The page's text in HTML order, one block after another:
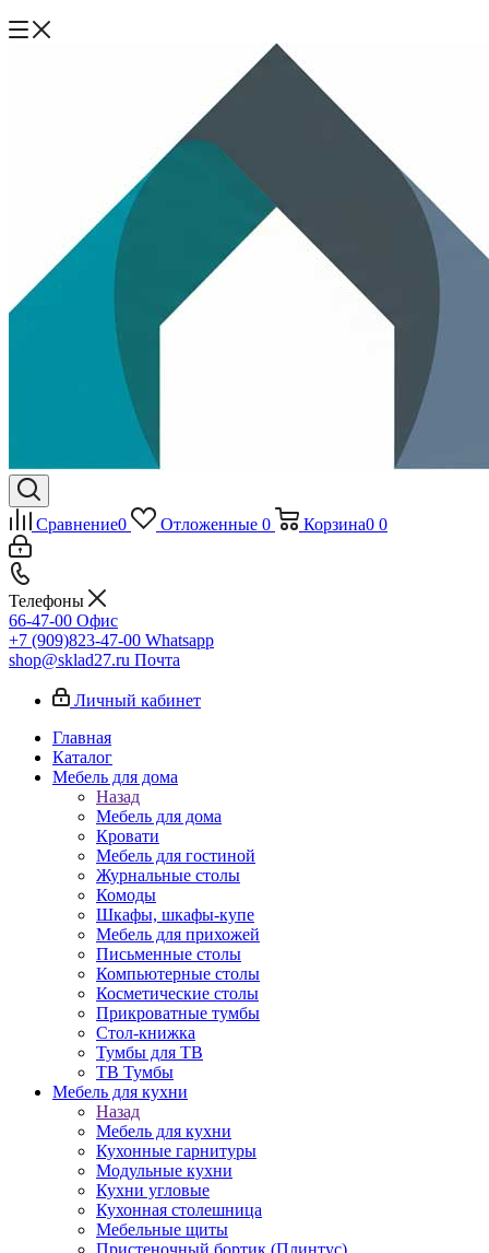
Сравнение0 Отложенные 0 Корзина0 0
Телефоны
66-47-00 Офис
+7 (909)823-47-00 Whatsapp
shop@sklad27.ru Почта
Личный кабинет
Главная
Каталог
Мебель для дома
Назад
Мебель для дома
Кровати
Мебель для гостиной
Журнальные столы
Комоды
Шкафы, шкафы-купе
Мебель для прихожей
Письменные столы
Компьютерные столы
Косметические столы
Прикроватные тумбы
Стол-книжка
Тумбы для ТВ
ТВ Тумбы
Мебель для кухни
Назад
Мебель для кухни
Кухонные гарнитуры
Модульные кухни
Кухни угловые
Кухонная столешница
Мебельные щиты
Пристеночный бортик (Плинтус)